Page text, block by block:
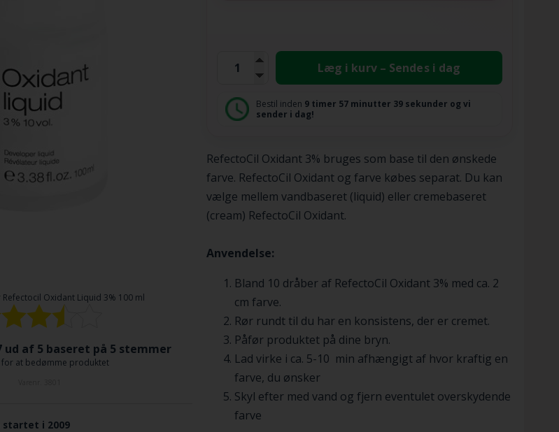
Refectocil Oxidant Liquid 3% 100 ml
ud af 5 baseret på 5 stemmer
for at bedømme produktet
i 2009
Læg i kurv – Sendes i dag
Bestil inden 9 timer 57 minutter 39 sekunder og vi
sender i dag!
RefectoCil Oxidant 3% bruges som base til den ønskede
farve. RefectoCil Oxidant og farve købes separat. Du kan
vælge mellem vandbaseret (liquid) eller cremebaseret
(cream) RefectoCil Oxidant.
Anvendelse:
Bland 10 dråber af RefectoCil Oxidant 3% med ca. 2
cm farve.
Rør rundt til du har en konsistens, der er cremet.
Påfør produktet på dine bryn.
Lad virke i ca. 5-10 min afhængigt af hvor kraftig en
farve, du ønsker
Skyl efter med vand og fjern eventulet overskydende
farve